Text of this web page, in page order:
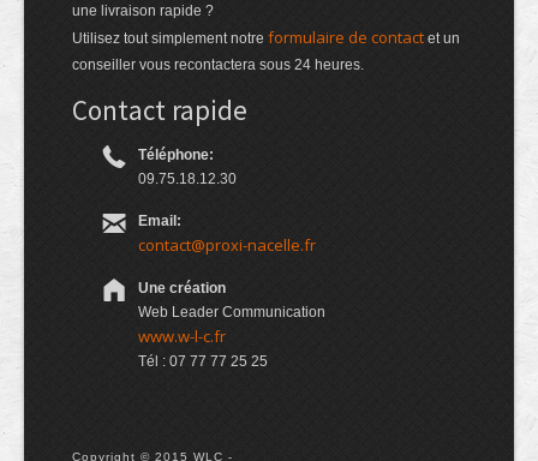
une livraison rapide ?
Utilisez tout simplement notre formulaire de contact et un
conseiller vous recontactera sous 24 heures.
Contact rapide
Téléphone:
09.75.18.12.30
Email:
contact@proxi-nacelle.fr
Une création
Web Leader Communication
www.w-l-c.fr
Tél : 07 77 77 25 25
Copyright © 2015 WLC -